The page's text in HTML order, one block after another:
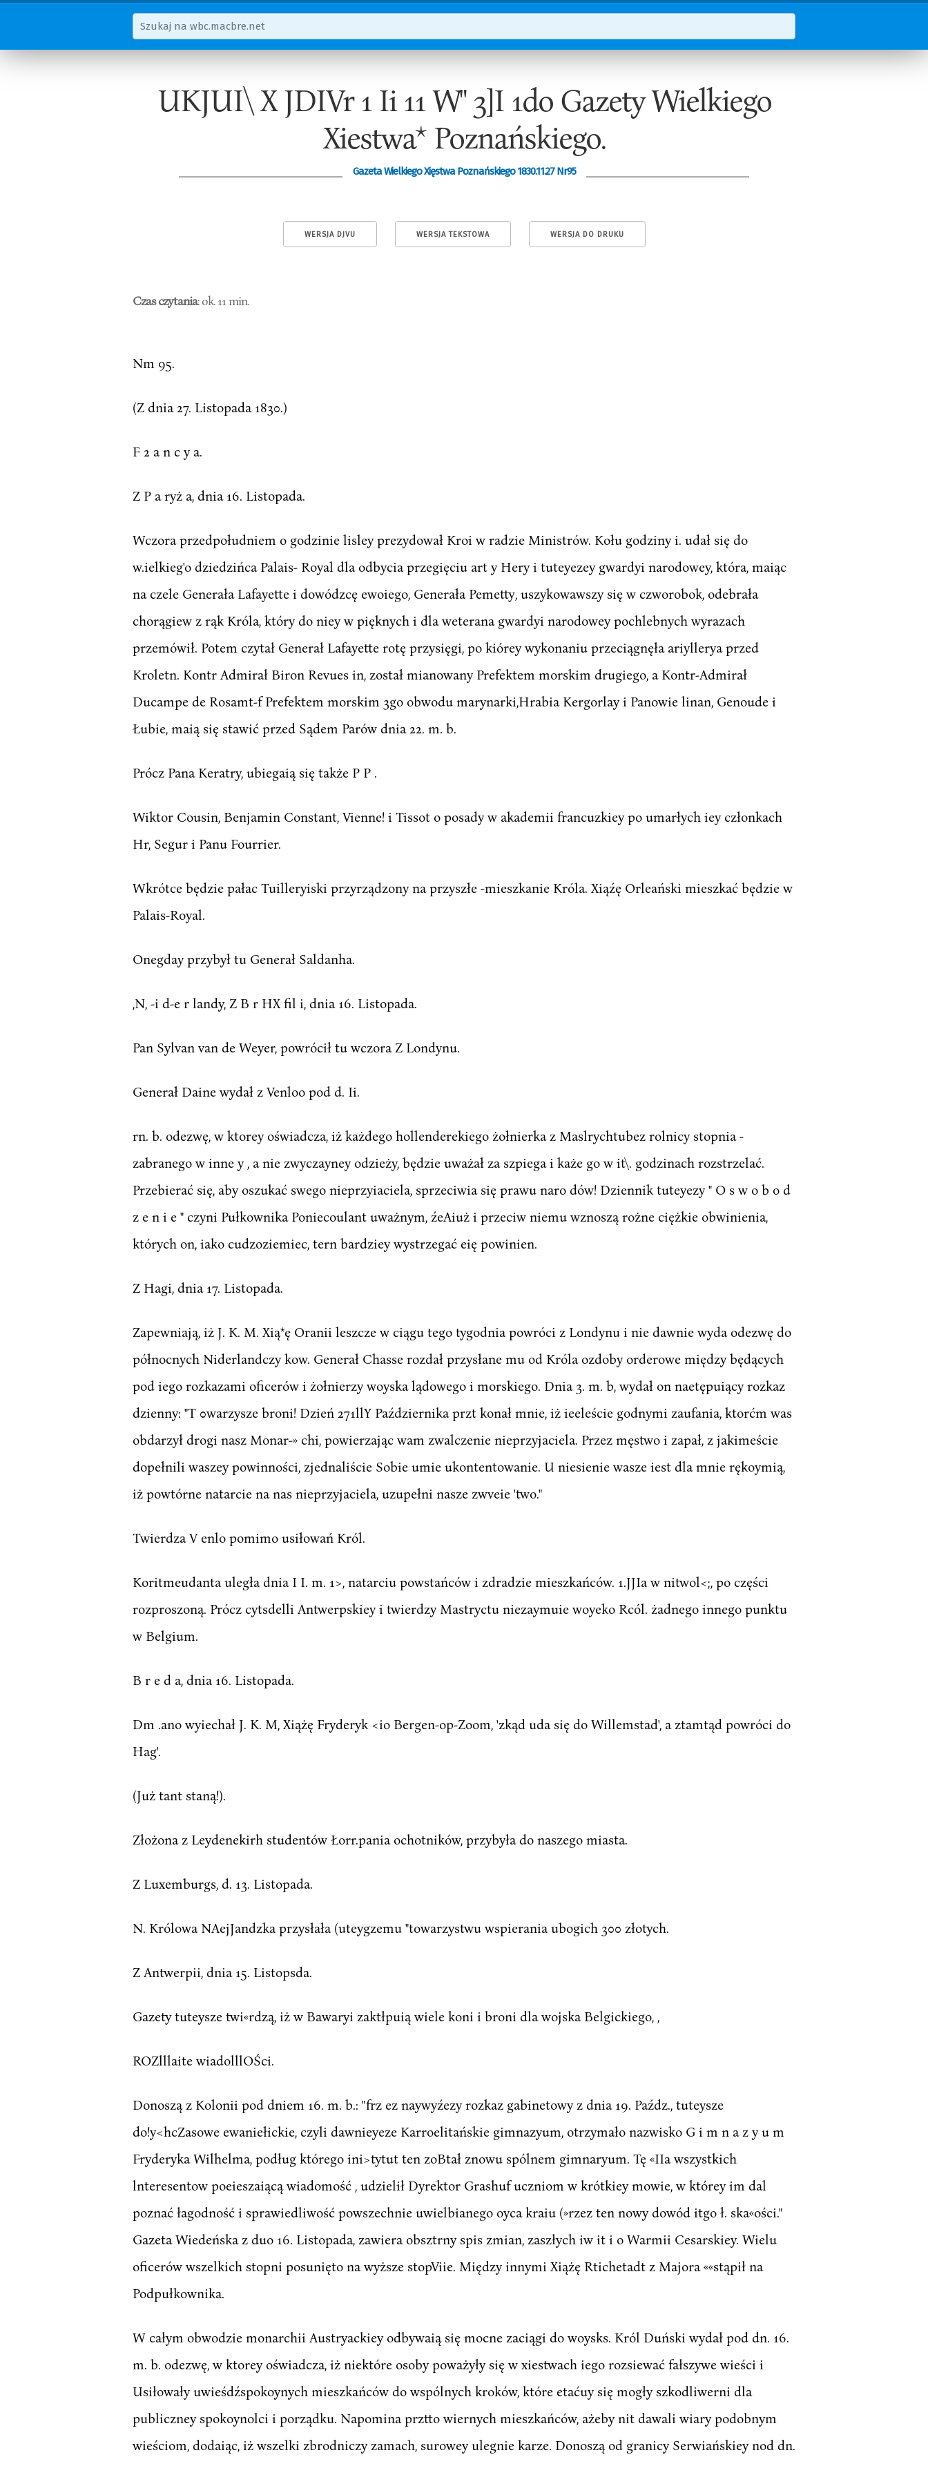
UKJUI\ X JDIVr 1 Ii 11 W" 3]I 1do Gazety Wielkiego
Xiestwa* Poznańskiego.
Gazeta Wielkiego Xięstwa Poznańskiego 1830.11.27 Nr95
WERSJA DJVU WERSJA TEKSTOWA WERSJA DO DRUKU
Czas czytania: ok. 11 min.
Nm 95.
(Z dnia 27. Listopada 1830.)
F 2 a n c y a.
Z P a ryż a, dnia 16. Listopada.
Wczora przedpołudniem o godzinie lisley prezydował Kroi w radzie Ministrów. Kołu godziny i. udał się do
w.ielkieg'o dziedzińca Palais- Royal dla odbycia przegięciu art y Hery i tuteyezey gwardyi narodowey, która, maiąc
na czele Generała Lafayette i dowódzcę ewoiego, Generała Pemetty, uszykowawszy się w czworobok, odebrała
chorągiew z rąk Króla, który do niey w pięknych i dla weterana gwardyi narodowey pochlebnych wyrazach
przemówił. Potem czytał Generał Lafayette rotę przysięgi, po kiórey wykonaniu przeciągnęła ariyllerya przed
Kroletn. Kontr Admirał Biron Revues in, został mianowany Prefektem morskim drugiego, a Kontr-Admirał
Ducampe de Rosamt-f Prefektem morskim 3go obwodu marynarki,Hrabia Kergorlay i Panowie linan, Genoude i
Łubie, maią się stawić przed Sądem Parów dnia 22. m. b.
Prócz Pana Keratry, ubiegaią się także P P .
Wiktor Cousin, Benjamin Constant, Vienne! i Tissot o posady w akademii francuzkiey po umarłych iey członkach
Hr, Segur i Panu Fourrier.
Wkrótce będzie pałac Tuilleryiski przyrządzony na przyszłe -mieszkanie Króla. Xiąźę Orleański mieszkać będzie w
Palais-Royal.
Onegday przybył tu Generał Saldanha.
,N, -i d-e r landy, Z B r HX fil i, dnia 16. Listopada.
Pan Sylvan van de Weyer, powrócił tu wczora Z Londynu.
Generał Daine wydał z Venloo pod d. Ii.
rn. b. odezwę, w ktorey oświadcza, iż każdego hollenderekiego żołnierka z Maslrychtubez rolnicy stopnia -
zabranego w inne y , a nie zwyczayney odzieży, będzie uważał za szpiega i każe go w it\. godzinach rozstrzelać.
Przebierać się, aby oszukać swego nieprzyiaciela, sprzeciwia się prawu naro dów! Dziennik tuteyezy " O s w o b o d
z e n i e " czyni Pułkownika Poniecoulant uważnym, źeAiuż i przeciw niemu wznoszą rożne ciężkie obwinienia,
których on, iako cudzoziemiec, tern bardziey wystrzegać eię powinien.
Z Hagi, dnia 17. Listopada.
Zapewniają, iż J. K. M. Xią*ę Oranii leszcze w ciągu tego tygodnia powróci z Londynu i nie dawnie wyda odezwę do
północnych Niderlandczy kow. Generał Chasse rozdał przysłane mu od Króla ozdoby orderowe między będących
pod iego rozkazami oficerów i żołnierzy woyska lądowego i morskiego. Dnia 3. m. b, wydał on naetępuiący rozkaz
dzienny: "T 0warzysze broni! Dzień 271llY Października przt konał mnie, iż ieeleście godnymi zaufania, ktorćm was
obdarzył drogi nasz Monar-» chi, powierzając wam zwalczenie nieprzyjaciela. Przez męstwo i zapał, z jakimeście
dopełnili waszey powinności, zjednaliście Sobie umie ukontentowanie. U niesienie wasze iest dla mnie rękoymią,
iż powtórne natarcie na nas nieprzyjaciela, uzupełni nasze zwveie 'two."
Twierdza V enlo pomimo usiłowań Król.
Koritmeudanta uległa dnia I I. m. 1>, natarciu powstańców i zdradzie mieszkańców. 1.JJIa w nitwol<;, po części
rozproszoną. Prócz cytsdelli Antwerpskiey i twierdzy Mastryctu niezaymuie woyeko Rcól. żadnego innego punktu
w Belgium.
B r e d a, dnia 16. Listopada.
Dm .ano wyiechał J. K. M, Xiążę Fryderyk <io Bergen-op-Zoom, 'zkąd uda się do Willemstad', a ztamtąd powróci do
Hag'.
(Już tant staną!).
Złożona z Leydenekirh studentów Łorr.pania ochotników, przybyła do naszego miasta.
Z Luxemburgs, d. 13. Listopada.
N. Królowa NAejJandzka przysłała (uteygzemu "towarzystwu wspierania ubogich 300 złotych.
Z Antwerpii, dnia 15. Listopsda.
Gazety tuteysze twi«rdzą, iż w Bawaryi zaktłpuią wiele koni i broni dla wojska Belgickiego, ,
ROZlllaite wiadolllOŚci.
Donoszą z Kolonii pod dniem 16. m. b.: "frz ez naywyźezy rozkaz gabinetowy z dnia 19. Paźdz., tuteysze
do!y<hcZasowe ewaniełickie, czyli dawnieyeze Karroelitańskie gimnazyum, otrzymało nazwisko G i m n a z y u m
Fryderyka Wilhelma, podług którego ini>tytut ten zoBtał znowu spólnem gimnaryum. Tę «IIa wszystkich
lnteresentow poeieszaiącą wiadomość , udzielił Dyrektor Grashuf uczniom w krótkiey mowie, w którey im dal
poznać łagodność i sprawiedliwość powszechnie uwielbianego oyca kraiu (»rzez ten nowy dowód itgo ł. ska«ości."
Gazeta Wiedeńska z duo 16. Listopada, zawiera obsztrny spis zmian, zaszłych iw it i o Warmii Cesarskiey. Wielu
oficerów wszelkich stopni posunięto na wyższe stopViie. Między innymi Xiążę Rtichetadt z Majora ««stąpił na
Podpułkownika.
W całym obwodzie monarchii Austryackiey odbywaią się mocne zaciągi do woysks. Król Duński wydał pod dn. 16.
m. b. odezwę, w ktorey oświadcza, iż niektóre osoby poważyły się w xiestwach iego rozsiewać fałszywe wieści i
Usiłowały uwieśdźspokoynych mieszkańców do wspólnych kroków, które etaćuy się mogły szkodliwerni dla
publiczney spokoynolci i porządku. Napomina prztto wiernych mieszkańców, ażeby nit dawali wiary podobnym
wieściom, dodaiąc, iż wszelki zbrodniczy zamach, surowey ulegnie karze. Donoszą od granicy Serwiańskiey nod dn.